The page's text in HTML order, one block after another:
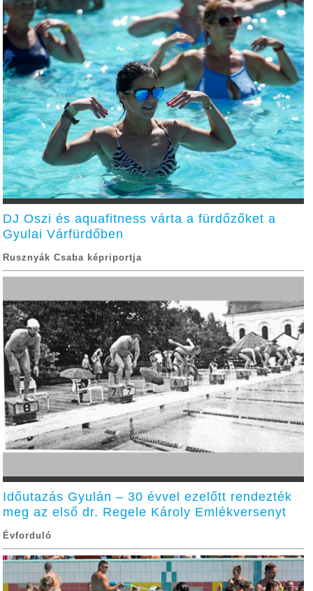
DJ Oszi és aquafitness várta a fürdőzőket a
Gyulai Várfürdőben
Rusznyák Csaba képriportja
Időutazás Gyulán – 30 évvel ezelőtt rendezték
meg az első dr. Regele Károly Emlékversenyt
Évforduló